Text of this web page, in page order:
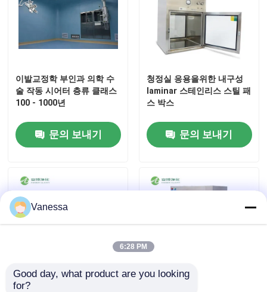
품질 관리
연락주세요
뉴스
경우
모듈 무균실
수술 테이블
이발교정학 부인과 의학 수
술 작동 시어터 층류 클래스
100 - 1000년
문의 보내기
청정실 응용을위한 내구성
laminar 스테인리스 스틸 패
스 박스
문의 보내기
Class100-10000 Modular
Vanessa
6:28 PM
Good day, what product are you looking
for?